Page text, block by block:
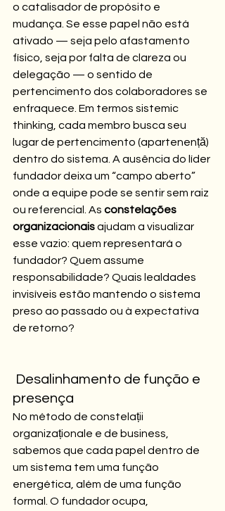
o catalisador de propósito e
mudança. Se esse papel não está
ativado — seja pelo afastamento
físico, seja por falta de clareza ou
delegação — o sentido de
pertencimento dos colaboradores se
enfraquece. Em termos sistemic
thinking, cada membro busca seu
lugar de pertencimento (apartenență)
dentro do sistema. A ausência do líder
fundador deixa um “campo aberto”
onde a equipe pode se sentir sem raiz
ou referencial. As constelações
organizacionais ajudam a visualizar
esse vazio: quem representará o
fundador? Quem assume
responsabilidade? Quais lealdades
invisíveis estão mantendo o sistema
preso ao passado ou à expectativa
de retorno?
presença
No método de constelații
organizaționale e de business,
sabemos que cada papel dentro de
um sistema tem uma função
energética, além de uma função
formal. O fundador ocupa,